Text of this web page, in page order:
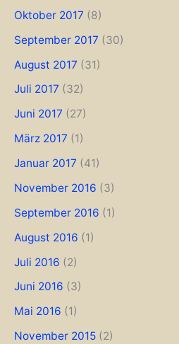
Oktober 2017 (8)
September 2017 (30)
August 2017 (31)
Juli 2017 (32)
Juni 2017 (27)
März 2017 (1)
Januar 2017 (41)
November 2016 (3)
September 2016 (1)
August 2016 (1)
Juli 2016 (2)
Juni 2016 (3)
Mai 2016 (1)
November 2015 (2)